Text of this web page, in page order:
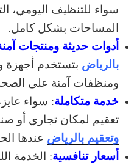
سواء للتنظيف اليومي،
المساحات بشكل كامل.
أدوات حديثة ومنتجات
بالرياض بتستخدم أجهزة
ومنظفات آمنة على
خدمة متكاملة: سواء
تعقيم لمكان تجاري أو
وتعقيم بالرياض عندها
أسعار تنافسية: الخدمة